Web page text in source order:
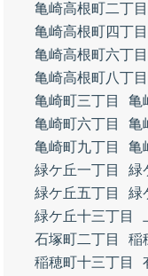
亀崎高根町二丁目
亀崎高根町四丁目
亀崎高根町六丁目
亀崎高根町八丁目
亀崎町三丁目
亀
亀崎町六丁目
亀
亀崎町九丁目
亀
緑ケ丘一丁目
緑
緑ケ丘五丁目
緑
緑ケ丘十三丁目
石塚町二丁目
稲
稲穂町十三丁目